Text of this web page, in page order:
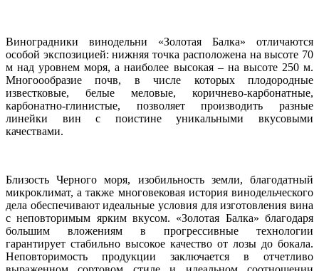
Виноградники винодельни «Золотая Балка» отличаются
особой экспозицией: нижняя точка расположена на высоте 70
м над уровнем моря, а наиболее высокая – на высоте 250 м.
Многоообразие почв, в числе которых плодородные
известковые, белые меловые, коричнево-карбонатные,
карбонатно-глинистые, позволяет производить разные
линейки вин с поистине уникальными вкусовыми
качествами.
Близость Черного моря, изобильность земли, благодатный
микроклимат, а также многовековая история винодельческого
дела обеспечивают идеальные условия для изготовления вина
с неповторимым ярким вкусом. «Золотая Балка» благодаря
большим вложениям в прогрессивные технологии
гарантирует стабильно высокое качество от лозы до бокала.
Неповторимость продукции заключается в отчетливо